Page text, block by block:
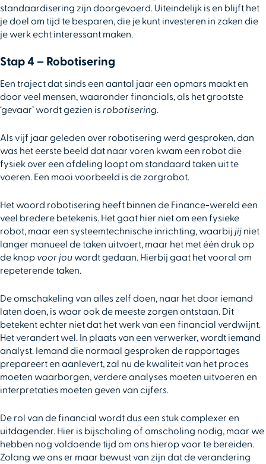
standaardisering zijn doorgevoerd. Uiteindelijk is en blijft het
je doel om tijd te besparen, die je kunt investeren in zaken die
je werk echt interessant maken.
Stap 4 – Robotisering
Een traject dat sinds een aantal jaar een opmars maakt en
door veel mensen, waaronder financials, als het grootste
‘gevaar’ wordt gezien isrobotisering.
Als vijf jaar geleden over robotisering werd gesproken, dan
was het eerste beeld dat naar voren kwam een robot die
fysiek over een afdeling loopt om standaard taken uit te
voeren. Een mooi voorbeeld is de zorgrobot.
Het woord robotisering heeft binnen de Finance-wereld een
veel bredere betekenis. Het gaat hier niet om een fysieke
robot, maar een systeemtechnische inrichting, waarbij jij niet
langer manueel de taken uitvoert, maar het met één druk op
de knop voor jouwordt gedaan. Hierbij gaat het vooral om
repeterende taken.
De omschakeling van alles zelf doen, naar het door iemand
laten doen, is waar ook de meeste zorgen ontstaan. Dit
betekent echter niet dat het werk van een financial verdwijnt.
Het verandert wel. In plaats van een verwerker, wordt iemand
analyst. Iemand die normaal gesproken de rapportages
prepareert en aanlevert, zal nu de kwaliteit van het proces
moeten waarborgen, verdere analyses moeten uitvoeren en
interpretaties moeten geven van cijfers.
De rol van de financial wordt dus een stuk complexer en
uitdagender. Hier is bijscholing of omscholing nodig, maar we
hebben nog voldoende tijd om ons hierop voor te bereiden.
Zolang we ons er maar bewust van zijn dat de verandering